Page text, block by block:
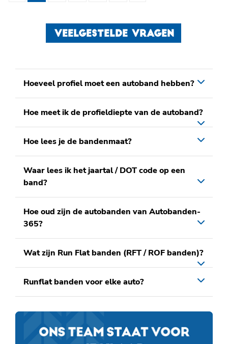
VEELGESTELDE VRAGEN
Hoeveel profiel moet een autoband hebben?
Hoe meet ik de profieldiepte van de autoband?
Hoe lees je de bandenmaat?
Waar lees ik het jaartal / DOT code op een
band?
Hoe oud zijn de autobanden van Autobanden-
365?
Wat zijn Run Flat banden (RFT / ROF banden)?
Runflat banden voor elke auto?